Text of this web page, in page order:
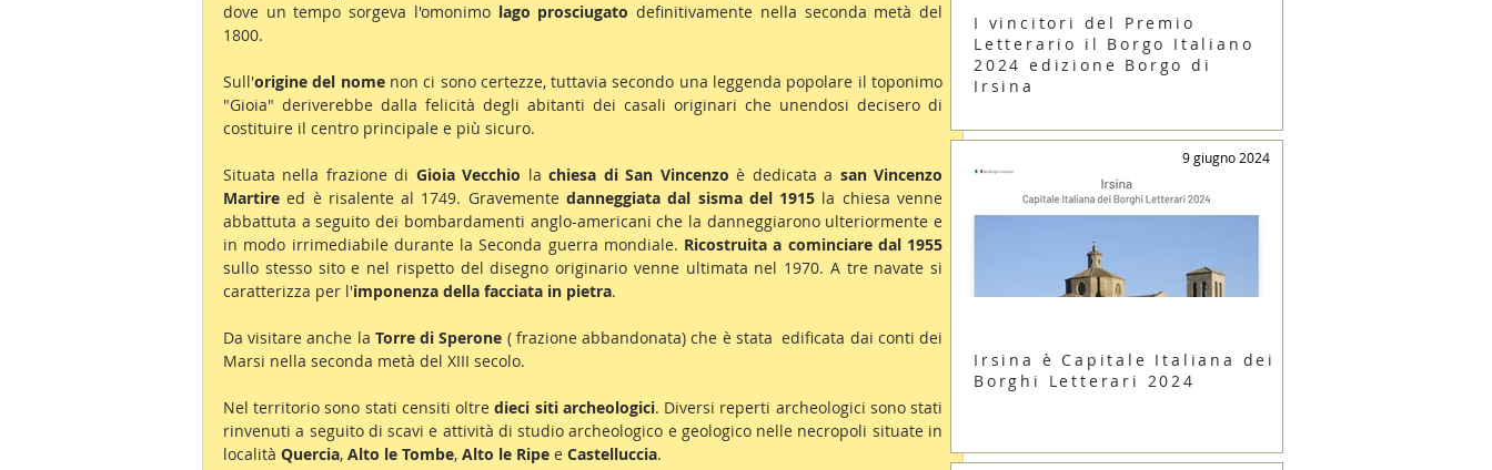
dove un tempo sorgeva l'omonimo lago prosciugato definitivamente nella seconda metà del
1800.
Sull'origine del nome non ci sono certezze, tuttavia secondo una leggenda popolare il toponimo
"Gioia" deriverebbe dalla felicità degli abitanti dei casali originari che unendosi decisero di
costituire il centro principale e più sicuro.
Situata nella frazione di Gioia Vecchio la chiesa di San Vincenzo è dedicata a san Vincenzo
Martire ed è risalente al 1749. Gravemente danneggiata dal sisma del 1915 la chiesa venne
abbattuta a seguito dei bombardamenti anglo-americani che la danneggiarono ulteriormente e
in modo irrimediabile durante la Seconda guerra mondiale. Ricostruita a cominciare dal 1955
sullo stesso sito e nel rispetto del disegno originario venne ultimata nel 1970. A tre navate si
caratterizza per l'imponenza della facciata in pietra.
Da visitare anche la Torre di Sperone ( frazione abbandonata) che è stata  edificata dai conti dei
Marsi nella seconda metà del XIII secolo.
Nel territorio sono stati censiti oltre dieci siti archeologici. Diversi reperti archeologici sono stati
rinvenuti a seguito di scavi e attività di studio archeologico e geologico nelle necropoli situate in
località Quercia, Alto le Tombe, Alto le Ripe e Castelluccia.
I vincitori del Premio
Letterario il Borgo Italiano
2024 edizione Borgo di
Irsina
9 giugno 2024
Irsina è Capitale Italiana dei
Borghi Letterari 2024